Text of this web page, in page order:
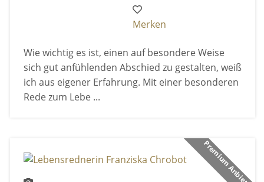
Merken
Wie wichtig es ist, einen auf besondere Weise
sich gut anfühlenden Abschied zu gestalten, weiß
ich aus eigener Erfahrung. Mit einer besonderen
Rede zum Lebe ...
Premium Anbieter